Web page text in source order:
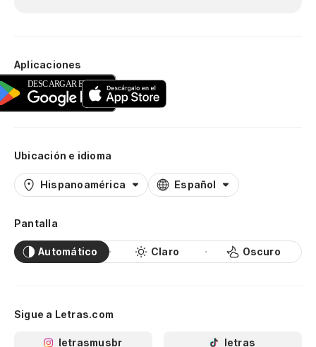
Aplicaciones
Ubicación e idioma
Hispanoamérica Español
Pantalla
Automático Claro Oscuro
Sigue a Letras.com
letrasmusbr letras